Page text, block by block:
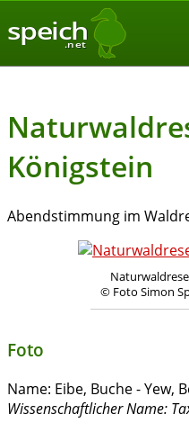
speich
.net
Königstein
Abendstimmung im
© Foto Simon
Foto
Name: Eibe, Buche - Yew,
Wissenschaftlicher Name: